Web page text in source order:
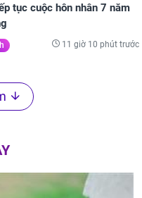
tục cuộc hôn nhân 7 năm
11 giờ 10 phút trước